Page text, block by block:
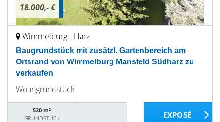
18.000,- €
Wimmelburg - Harz
Baugrundstück mit zusätzl. Gartenbereich am
Ortsrand von Wimmelburg Mansfeld Südharz zu
verkaufen
Wohngrundstück
520 m²
GRUNDSTÜCK